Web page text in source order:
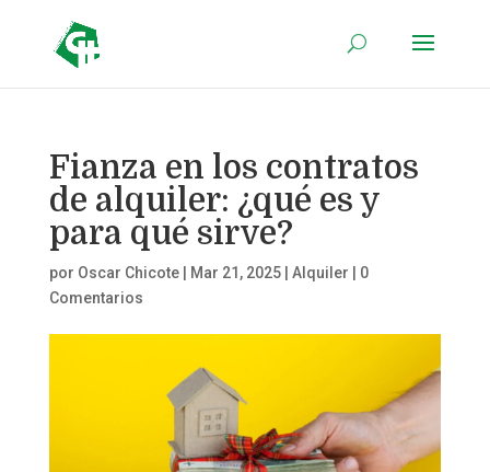
Fianza en los contratos
de alquiler: ¿qué es y
para qué sirve?
por Oscar Chicote| Mar 21, 2025| Alquiler
0
Comentarios